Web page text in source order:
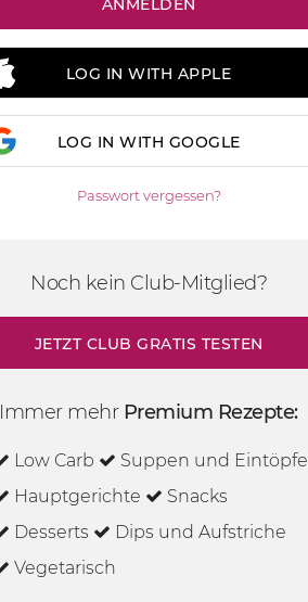
LOG IN WITH APPLE
LOG IN WITH GOOGLE
Passwort vergessen?
Noch kein Club-Mitglied?
JETZT CLUB GRATIS TESTEN
Immer mehr Premium Rezepte:
Low Carb
Suppen und Eintöpfe
Hauptgerichte
Snacks
Desserts
Dips und Aufstriche
Vegetarisch